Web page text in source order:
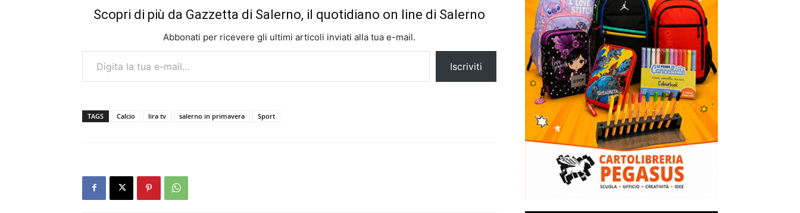
Scopri di più da Gazzetta di Salerno, il quotidiano on line di Salerno
Abbonati per ricevere gli ultimi articoli inviati alla tua e-mail.
Digita la tua e-mail...
Iscriviti
TAGS Calcio lira tv salerno in primavera Sport